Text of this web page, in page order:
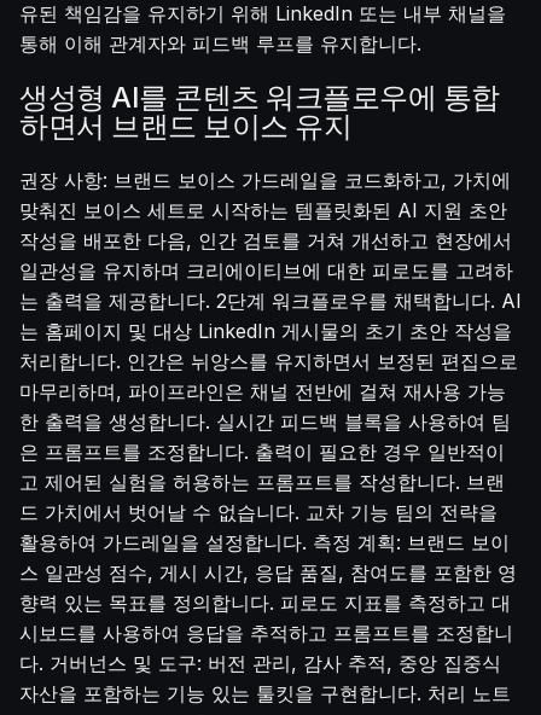
유된 책임감을 유지하기 위해 LinkedIn 또는 내부 채널을
통해 이해 관계자와 피드백 루프를 유지합니다.
생성형 AI를 콘텐츠 워크플로우에 통합
하면서 브랜드 보이스 유지
권장 사항: 브랜드 보이스 가드레일을 코드화하고, 가치에
맞춰진 보이스 세트로 시작하는 템플릿화된 AI 지원 초안
작성을 배포한 다음, 인간 검토를 거쳐 개선하고 현장에서
일관성을 유지하며 크리에이티브에 대한 피로도를 고려하
는 출력을 제공합니다. 2단계 워크플로우를 채택합니다. AI
는 홈페이지 및 대상 LinkedIn 게시물의 초기 초안 작성을
처리합니다. 인간은 뉘앙스를 유지하면서 보정된 편집으로
마무리하며, 파이프라인은 채널 전반에 걸쳐 재사용 가능
한 출력을 생성합니다. 실시간 피드백 블록을 사용하여 팀
은 프롬프트를 조정합니다. 출력이 필요한 경우 일반적이
고 제어된 실험을 허용하는 프롬프트를 작성합니다. 브랜
드 가치에서 벗어날 수 없습니다. 교차 기능 팀의 전략을
활용하여 가드레일을 설정합니다. 측정 계획: 브랜드 보이
스 일관성 점수, 게시 시간, 응답 품질, 참여도를 포함한 영
향력 있는 목표를 정의합니다. 피로도 지표를 측정하고 대
시보드를 사용하여 응답을 추적하고 프롬프트를 조정합니
다. 거버넌스 및 도구: 버전 관리, 감사 추적, 중앙 집중식
자산을 포함하는 기능 있는 툴킷을 구현합니다. 처리 노트